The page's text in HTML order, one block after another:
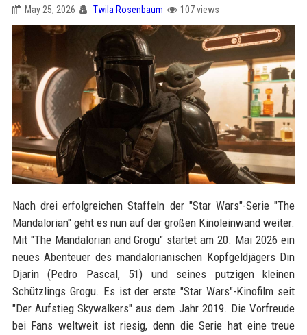
May 25, 2026 Twila Rosenbaum 107 views
Nach drei erfolgreichen Staffeln der "Star Wars"-Serie "The
Mandalorian" geht es nun auf der großen Kinoleinwand weiter.
Mit "The Mandalorian and Grogu" startet am 20. Mai 2026 ein
neues Abenteuer des mandalorianischen Kopfgeldjägers Din
Djarin (Pedro Pascal, 51) und seines putzigen kleinen
Schützlings Grogu. Es ist der erste "Star Wars"-Kinofilm seit
"Der Aufstieg Skywalkers" aus dem Jahr 2019. Die Vorfreude
bei Fans weltweit ist riesig, denn die Serie hat eine treue